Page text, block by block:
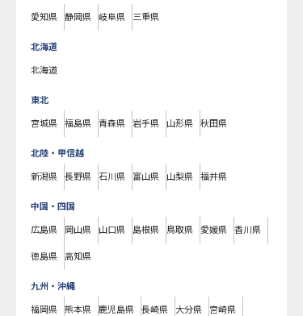
愛知県 静岡県 岐阜県 三重県
北海道
北海道
東北
宮城県 福島県 青森県 岩手県 山形県 秋田県
北陸・甲信越
新潟県 長野県 石川県 富山県 山梨県 福井県
中国・四国
広島県 岡山県 山口県 島根県 鳥取県 愛媛県 香川県
徳島県 高知県
九州・沖縄
福岡県 熊本県 鹿児島県 長崎県 大分県 宮崎県